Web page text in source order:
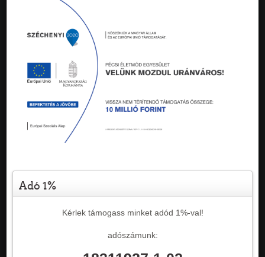
Adó 1%
Kérlek támogass minket adód 1%-val!
adószámunk: